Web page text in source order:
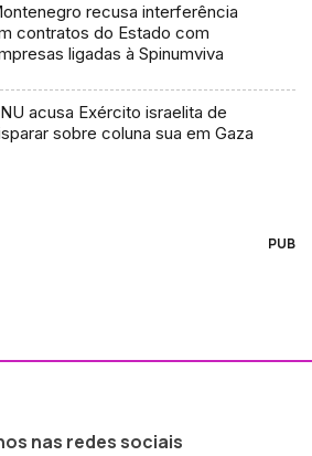
recusa interferência
contratos do Estado com
ligadas à Spinumviva
acusa Exército israelita de
sobre coluna sua em Gaza
PUB
nas redes sociais